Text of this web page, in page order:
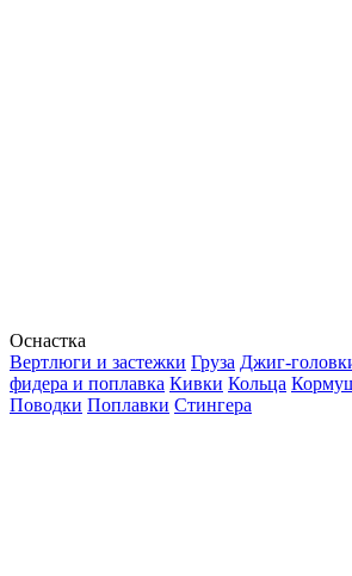
Оснастка
Вертлюги и застежки Груза Джиг-
фидера и поплавка Кивки Кольца
Поводки Поплавки Стингера